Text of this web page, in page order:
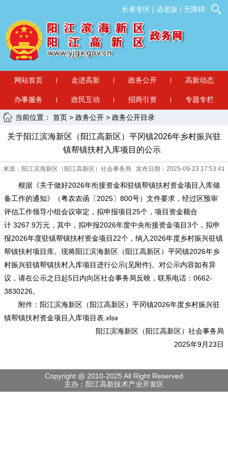
长者专区 | 适老版 | 无障碍
网站首页 走进高新 政务公开 高新动态
办事服务 政民互动 招商引资 专题专栏
当前位置： 首页 > 政务公开 > 政务公开目录
关于阳江滨海新区（阳江高新区）平冈镇2026年乡村振兴驻
镇帮镇扶村入库项目的公示
来源：阳江滨海新区（阳江高新区）社会事务局 发布日期：2025-09-23 17:53:41
根据《关于做好2026年衔接资金和驻镇帮镇扶村资金项目入库储
备工作的通知》（粤农农函〔2025〕800号）文件要求，经过区预审
评估工作领导小组会议审定，拟申报项目25个，项目资金额合
计 3267.9万元，其中，拟申报2026年度中央衔接资金项目3个，拟申
报2026年度驻镇帮镇扶村资金项目22个，纳入2026年度乡村振兴驻镇
帮镇扶村项目库。现将阳江滨海新区（阳江高新区）平冈镇2026年乡
村振兴驻镇帮镇扶村入库项目进行公示(见附件)。对公示内容如有异
议，请在公示之日起5日内向区社会事务局反映，联系电话：0662-
3830226。
附件： 阳江滨海新区（阳江高新区）平冈镇2026年度乡村振兴驻
镇帮镇扶村资金项目入库项目表.xlsx
阳江滨海新区（阳江高新区）社会事务局
2025年9月23日
Copyright @ 2010-2025 All Right Reserved
主办：阳江高新技术产业开发区